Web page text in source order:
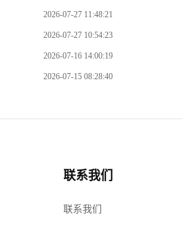
2026-07-27 11:48:21
2026-07-27 10:54:23
2026-07-16 14:00:19
2026-07-15 08:28:40
联系我们
联系我们